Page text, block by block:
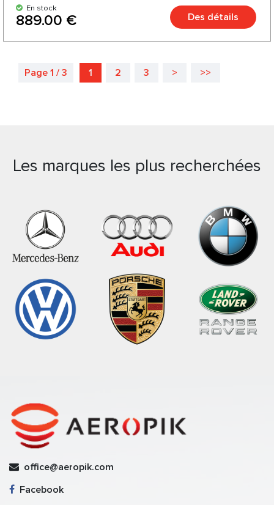
En stock
889.00 € Des détails
Page 1 / 3 1 2 3 > >>
Les marques les plus recherchées
office@aeropik.com
Facebook